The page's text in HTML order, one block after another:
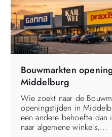
Bouwmarkten
Middelburg
Wie zoekt naar de
openingstijden in
een andere behoefte dan
naar algemene winkels,...